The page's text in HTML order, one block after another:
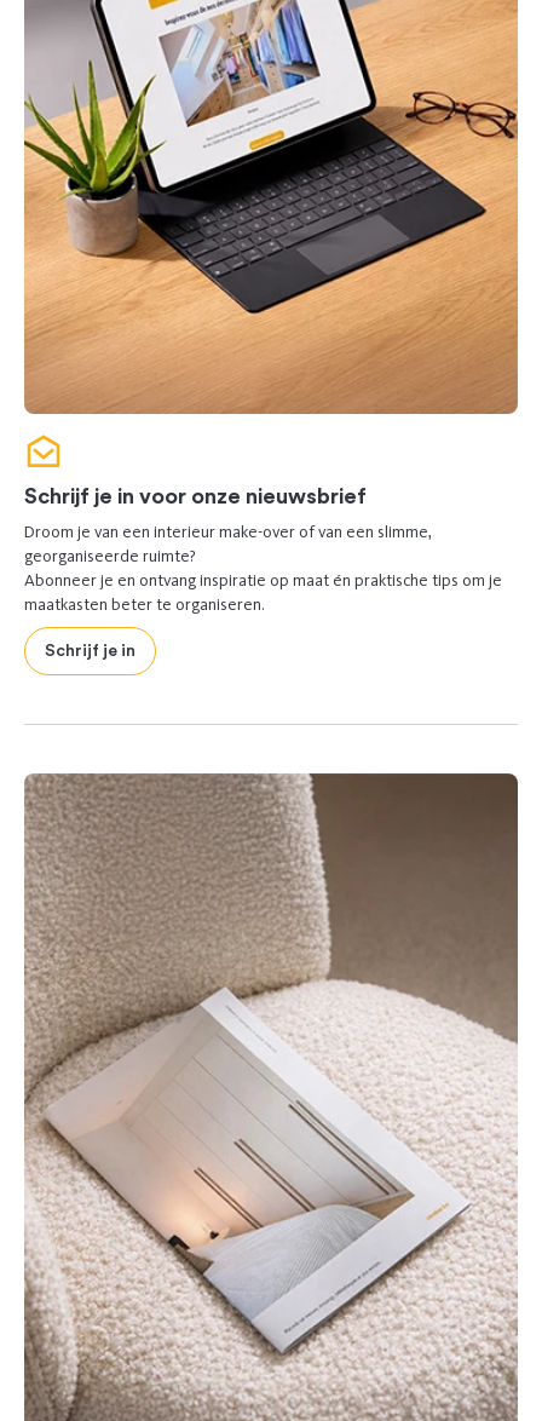
Schrijf je in voor onze nieuwsbrief
Droom je van een interieur make-over of van een slimme,
georganiseerde ruimte?
Abonneer je en ontvang inspiratie op maat én praktische tips om je
maatkasten beter te organiseren.
Schrijf je in